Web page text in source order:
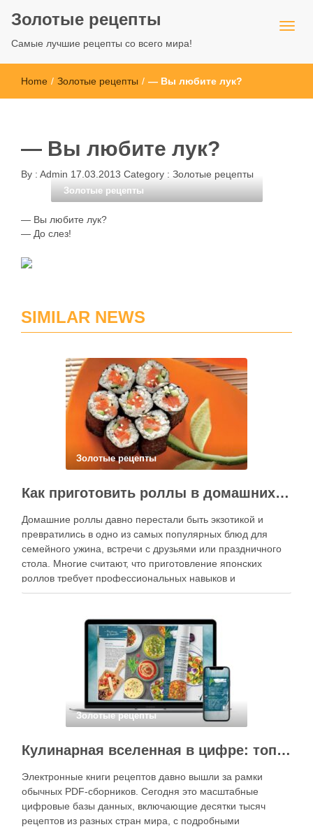
Золотые рецепты
Самые лучшие рецепты со всего мира!
Home / Золотые рецепты / — Вы любите лук?
— Вы любите лук?
By : Admin 17.03.2013 Category : Золотые рецепты
Золотые рецепты
— Вы любите лук?
— До слез!
SIMILAR NEWS
Золотые рецепты
Как приготовить роллы в домашних условиях?
Домашние роллы давно перестали быть экзотикой и
превратились в одно из самых популярных блюд для
семейного ужина, встречи с друзьями или праздничного
стола. Многие считают, что приготовление японских
роллов требует профессиональных навыков и
специального оборудования, однако на практике сделать
кухне. Главное — …
Золотые рецепты
Кулинарная вселенная в цифре: топ-3 самых больших электронных книг рецептов
Электронные книги рецептов давно вышли за рамки
обычных PDF-сборников. Сегодня это масштабные
цифровые базы данных, включающие десятки тысяч
рецептов из разных стран мира, с подробными